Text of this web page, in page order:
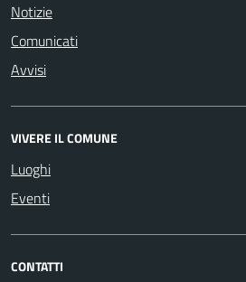
Notizie
Comunicati
Avvisi
VIVERE IL COMUNE
Luoghi
Eventi
CONTATTI